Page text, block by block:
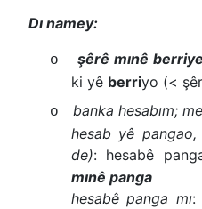
Dı namey:
o şêrê mınê berriye
ki yê berriyo (<
o
banka hesabım;
hesab yê
de): hesabê
mınê panga
hesabê panga mı: